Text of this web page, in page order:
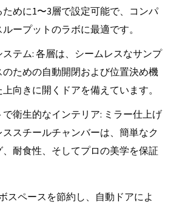
めに1〜3層で設定可能で、コンパ
ープットのラボに最適です。
ステム: 各層は、シームレスなサンプ
のための自動開閉および位置決め機
向きに開くドアを備えています。
で衛生的なインテリア: ミラー仕上げ
スチールチャンバーは、簡単なク
、耐食性、そしてプロの美学を保証
スペースを節約し、自動ドアによ